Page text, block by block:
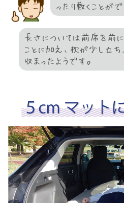
ったり敷くことがで
長さについては前席を前に
ことに加え、枕が少し立
収まったようです。